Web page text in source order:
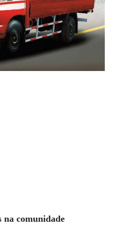
na comunidade